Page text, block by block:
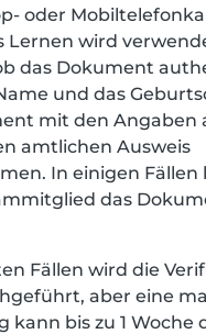
oder
Lernen wird
das Dokument
und das
mit den Angaben
amtlichen Ausweis
In einigen Fällen
das
Fällen wird die
aber eine
kann bis zu 1 Woche